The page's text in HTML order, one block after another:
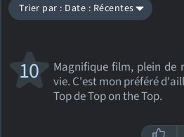
Trier par : Date : Récentes
Magnifique film, plein de
vie. C'est mon préféré
Top de Top on the Top.
10